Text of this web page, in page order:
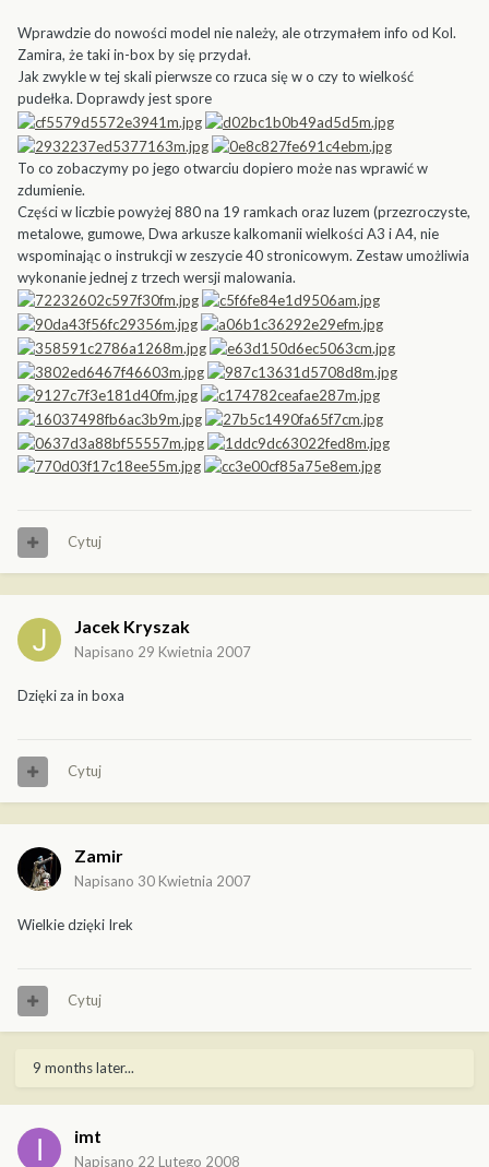
Wprawdzie do nowości model nie należy, ale otrzymałem info od Kol.
Zamira, że taki in-box by się przydał.
Jak zwykle w tej skali pierwsze co rzuca się w o czy to wielkość
pudełka. Doprawdy jest spore
To co zobaczymy po jego otwarciu dopiero może nas wprawić w
zdumienie.
Części w liczbie powyżej 880 na 19 ramkach oraz luzem (przezroczyste,
metalowe, gumowe, Dwa arkusze kalkomanii wielkości A3 i A4, nie
wspominając o instrukcji w zeszycie 40 stronicowym. Zestaw umożliwia
wykonanie jednej z trzech wersji malowania.
Cytuj
Jacek Kryszak
Napisano 29 Kwietnia 2007
Dzięki za in boxa
Cytuj
Zamir
Napisano 30 Kwietnia 2007
Wielkie dzięki Irek
Cytuj
9 months later...
imt
Napisano 22 Lutego 2008